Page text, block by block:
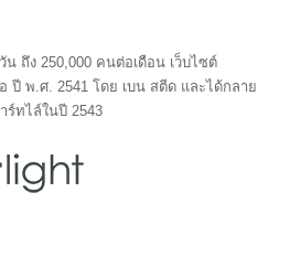
ถึง 250,000 คนต่อเดือน เว็บไซต์
ปี พ.ศ. 2541 โดย เบน สตีด และได้กลาย
ร์ทไล์ในปี 2543